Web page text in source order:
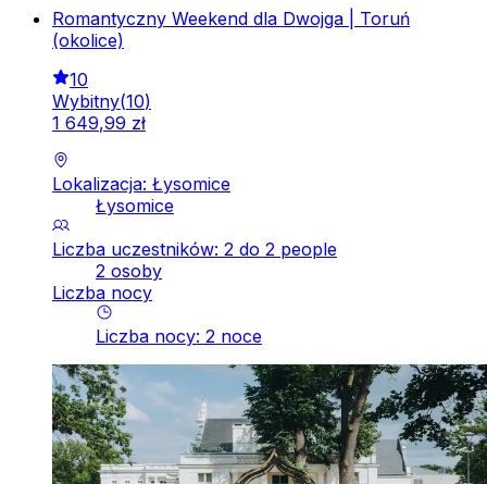
Romantyczny Weekend dla Dwojga | Toruń
(okolice)
10
Wybitny(10)
1 649,99 zł
Lokalizacja: Łysomice
Łysomice
Liczba uczestników: 2 do 2 people
2 osoby
Liczba nocy
Liczba nocy: 2 noce